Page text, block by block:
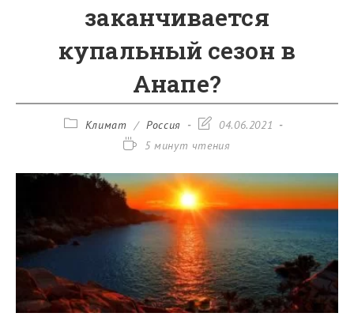
заканчивается
купальный сезон в
Анапе?
РубрикаКлимат / Россия
Запись04.06.2021
Время5 минут чтения